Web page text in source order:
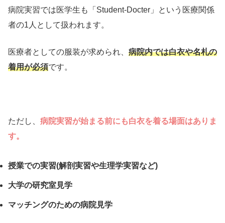
病院実習では医学生も「Student-Docter」という医療関係
者の1人として扱われます。
医療者としての服装が求められ、 病院内では白衣や名札の
着用が必須です。
ただし、 病院実習が始まる前にも白衣を着る場面はありま
す。
授業での実習(解剖実習や生理学実習など)
大学の研究室見学
マッチングのための病院見学